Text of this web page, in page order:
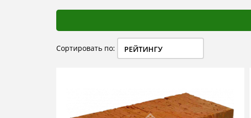
Сортировать по: РЕЙТИНГУ